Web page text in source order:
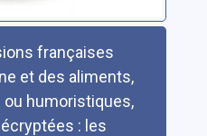
françaises
et des aliments,
humoristiques,
: les